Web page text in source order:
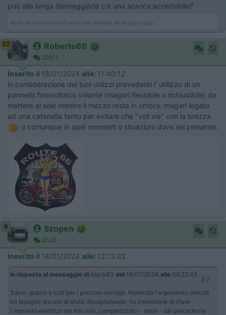
può alla lunga danneggiarla o è una scarica accettabile?
don’t let the sound of your own wheels drive you crazy
22 Roberto66
22611
Inserito il 18/01/2024 alle: 11:40:12
in considerazione dei tuoi utilizzi prevederei l' utilizzo di un
pannello fotovoltaico volante (magari flessibile o richiudibile) da
mettere al sole mentre il mezzo resta in ombra. magari legato
ad una catenella tanto per evitare che "voli via" con la brezza
o comunque in quei momenti o situazioni dove sei presente.
6 Szopen
6536
Inserito il 18/01/2024 alle: 12:13:02
In risposta al messaggio di black83 del 18/01/2024 alle 06:22:45
Salve, grazie a tutti per i preziosi consigli. Riprendo l'argomento perchè
ho bisogno ancora di aiuto. Ricapitolando, ho intenzione di rifare
l'impianto elettrico del mio van, camperizzato - male - dal precedente